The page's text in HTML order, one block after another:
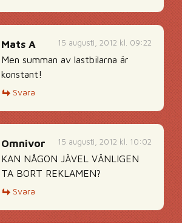
15 augusti, 2012 kl. 09:22
Mats A
Men summan av lastbilarna är
konstant!
Svara
15 augusti, 2012 kl. 10:02
Omnivor
KAN NÅGON JÄVEL VÄNLIGEN
TA BORT REKLAMEN?
Svara